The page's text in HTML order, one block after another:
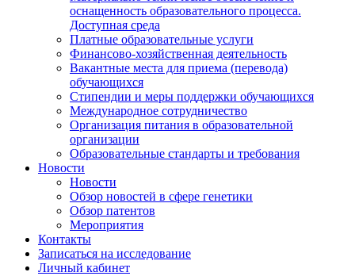
оснащенность образовательного процесса.
Доступная среда
Платные образовательные услуги
Финансово-хозяйственная деятельность
Вакантные места для приема (перевода)
обучающихся
Стипендии и меры поддержки обучающихся
Международное сотрудничество
Организация питания в образовательной
организации
Образовательные стандарты и требования
Новости
Новости
Обзор новостей в сфере генетики
Обзор патентов
Мероприятия
Контакты
Записаться на исследование
Личный кабинет